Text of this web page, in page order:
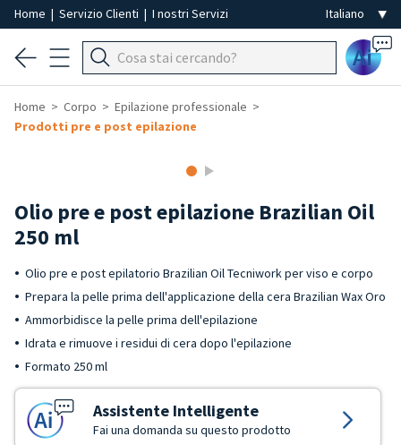
Home | Servizio Clienti | I nostri Servizi
Ai
Home Corpo
Epilazione professionale
Prodotti pre e post epilazione
Olio pre e post epilazione Brazilian Oil
250 ml
Olio pre e post epilatorio Brazilian Oil Tecniwork per viso e corpo
Prepara la pelle prima dell'applicazione della cera Brazilian Wax Oro
Ammorbidisce la pelle prima dell'epilazione
Idrata e rimuove i residui di cera dopo l'epilazione
Formato 250 ml
Assistente Intelligente
Fai una domanda su questo prodotto